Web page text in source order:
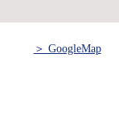
＞ GoogleMap